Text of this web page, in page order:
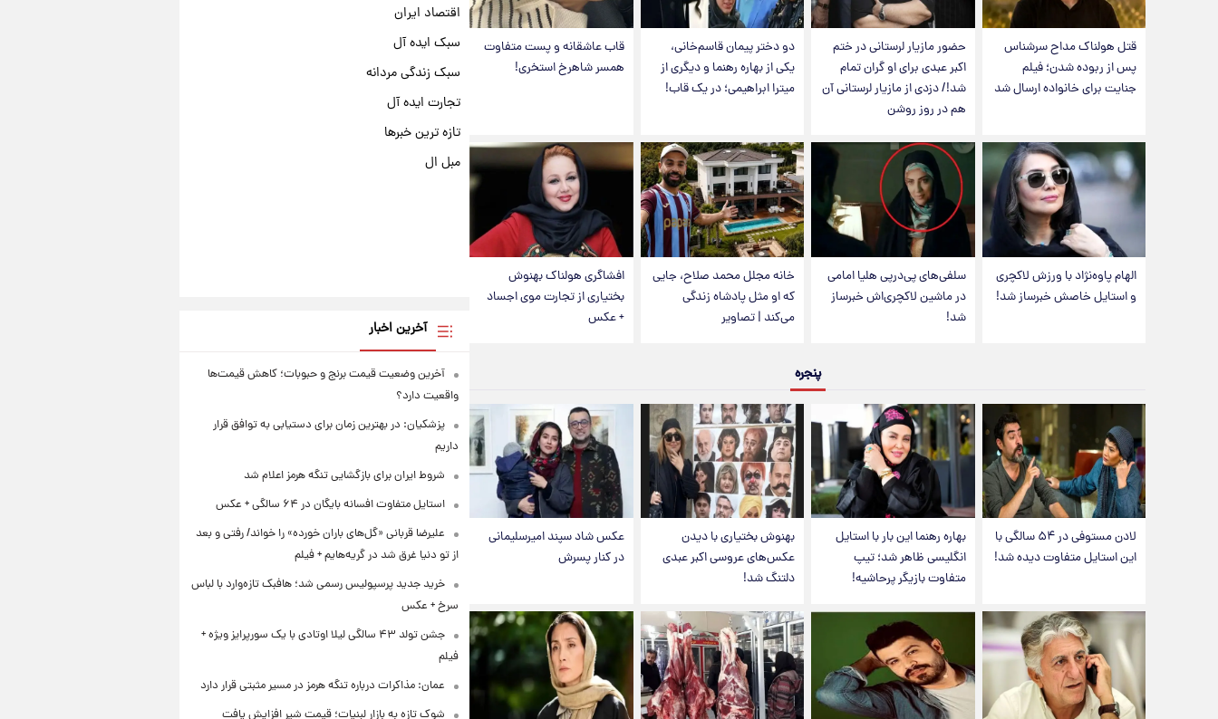
قتل هولناک مداح سرشناس
پس از ربوده شدن؛ فیلم
جنایت برای خانواده ارسال شد
حضور مازیار لرستانی در ختم
اکبر عبدی برای او گران تمام
شد!/ دزدی از مازیار لرستانی آن
هم در روز روشن
دو دختر پیمان قاسم‌خانی،
یکی از بهاره رهنما و دیگری از
میترا ابراهیمی؛ در یک قاب!
قاب عاشقانه و پست متفاوت
همسر شاهرخ استخری!
الهام پاوه‌نژاد با ورزش لاکچری
و استایل خاصش خبرساز شد!
سلفی‌های پی‌درپی هلیا امامی
در ماشین لاکچری‌اش خبرساز
شد!
خانه مجلل محمد صلاح، جایی
که او مثل پادشاه زندگی
می‌کند | تصاویر
افشاگری هولناک بهنوش
بختیاری از تجارت موی اجساد
+ عکس
پنجره
لادن مستوفی در ۵۴ سالگی با
این استایل متفاوت دیده شد!
بهاره رهنما این بار با استایل
انگلیسی ظاهر شد؛ تیپ
متفاوت بازیگر پرحاشیه!
بهنوش بختیاری با دیدن
عکس‌های عروسی اکبر عبدی
دلتنگ شد!
عکس شاد سپند امیرسلیمانی
در کنار پسرش
اقتصاد ایران
سبک ایده آل
سبک زندگی مردانه
تجارت ایده آل
تازه ترین خبرها
مبل ال
آخرین اخبار
آخرین وضعیت قیمت برنج و حبوبات؛ کاهش قیمت‌ها
واقعیت دارد؟
پزشکیان: در بهترین زمان برای دستیابی به توافق قرار
داریم
شروط ایران برای بازگشایی تنگه هرمز اعلام شد
استایل متفاوت افسانه بایگان در ۶۴ سالگی + عکس
علیرضا قربانی «گل‌های باران خورده» را خواند/ رفتی و بعد
از تو دنیا غرق شد در گریه‌هایم + فیلم
خرید جدید پرسپولیس رسمی شد؛ هافبک تازه‌وارد با لباس
سرخ + عکس
جشن تولد ۴۳ سالگی لیلا اوتادی با یک سورپرایز ویژه +
فیلم
عمان: مذاکرات درباره تنگه هرمز در مسیر مثبتی قرار دارد
شوک تازه به بازار لبنیات؛ قیمت شیر افزایش یافت